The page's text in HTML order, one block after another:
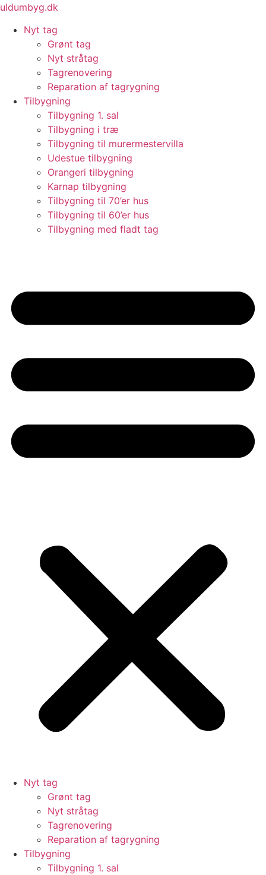
Videre
indhold
uldumbyg.dk
Nyt tag
Grønt tag
Nyt stråtag
Tagrenovering
Reparation af tagrygning
Tilbygning
Tilbygning 1. sal
Tilbygning i træ
Tilbygning til murermestervilla
Udestue tilbygning
Orangeri tilbygning
Karnap tilbygning
Tilbygning til 70’er hus
Tilbygning til 60’er hus
Tilbygning med fladt tag
Nyt tag
Grønt tag
Nyt stråtag
Tagrenovering
Reparation af tagrygning
Tilbygning
Tilbygning 1. sal